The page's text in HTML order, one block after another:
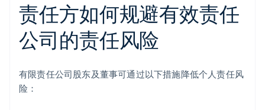
责任方如何规避有效责任
公司的责任风险
有限责任公司股东及董事可通过以下措施降低个人责任风
险：